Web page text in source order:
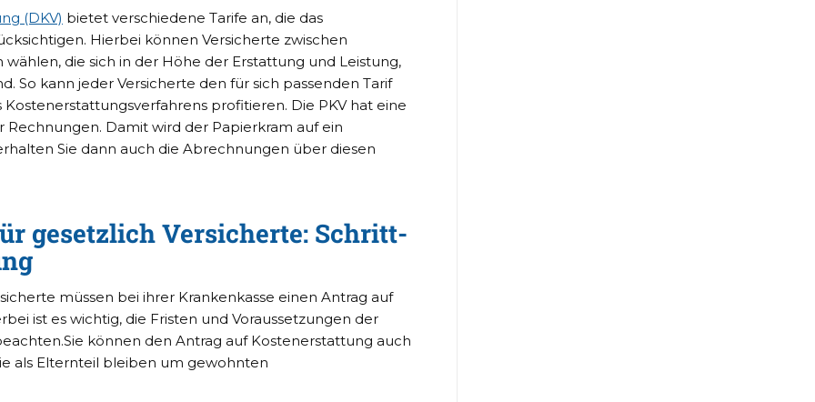
(DKV) bietet verschiedene Tarife an, die das
Hierbei können Versicherte zwischen
die sich in der Höhe der Erstattung und Leistung,
So kann jeder Versicherte den für sich passenden Tarif
profitieren. Die PKV hat eine
Damit wird der Papierkram auf ein
Sie dann auch die Abrechnungen über diesen
gesetzlich Versicherte: Schritt-
müssen bei ihrer Krankenkasse einen Antrag auf
ist es wichtig, die Fristen und Voraussetzungen der
können den Antrag auf Kostenerstattung auch
als Elternteil bleiben um gewohnten